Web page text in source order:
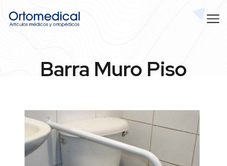
Barra Muro Piso